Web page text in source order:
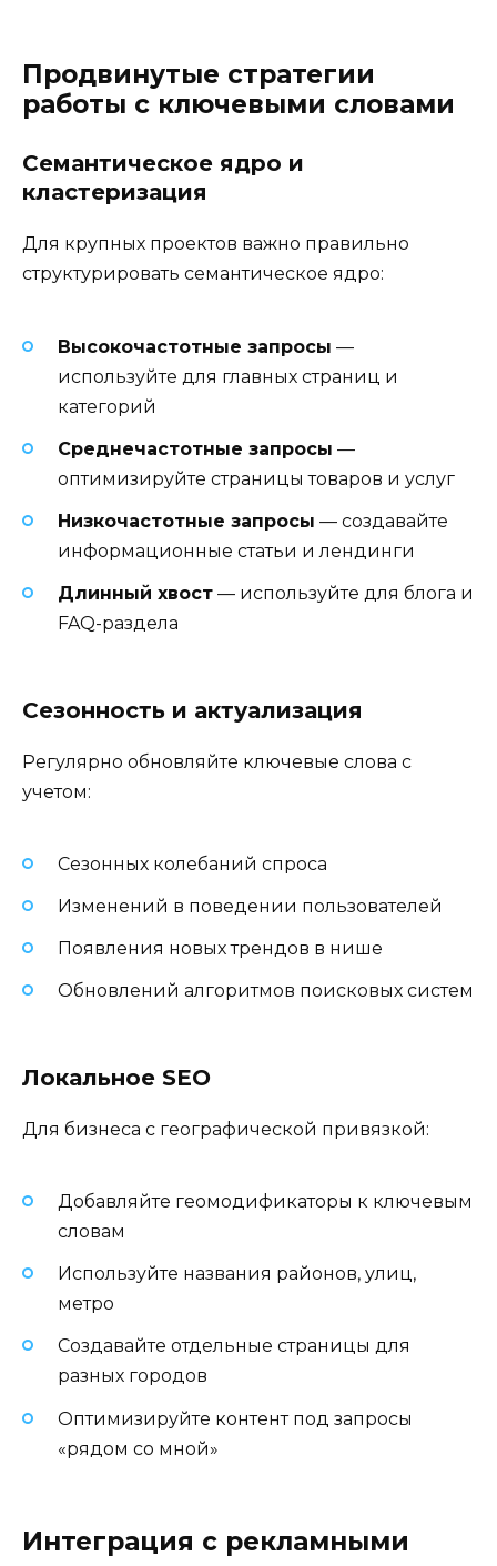
Продвинутые стратегии
работы с ключевыми словами
Семантическое ядро и
кластеризация
Для крупных проектов важно правильно
структурировать семантическое ядро:
Высокочастотные запросы —
используйте для главных страниц и
категорий
Среднечастотные запросы —
оптимизируйте страницы товаров и услуг
Низкочастотные запросы — создавайте
информационные статьи и лендинги
Длинный хвост — используйте для блога и
FAQ-раздела
Сезонность и актуализация
Регулярно обновляйте ключевые слова с
учетом:
Сезонных колебаний спроса
Изменений в поведении пользователей
Появления новых трендов в нише
Обновлений алгоритмов поисковых систем
Локальное SEO
Для бизнеса с географической привязкой:
Добавляйте геомодификаторы к ключевым
словам
Используйте названия районов, улиц,
метро
Создавайте отдельные страницы для
разных городов
Оптимизируйте контент под запросы
«рядом со мной»
Интеграция с рекламными